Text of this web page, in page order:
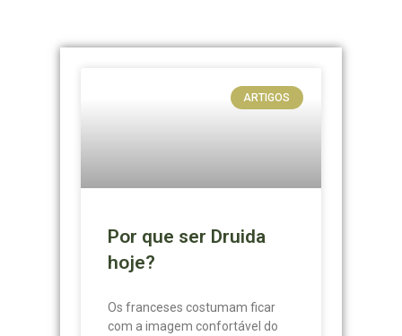
ARTIGOS
Por que ser Druida
hoje?
Os franceses costumam ficar
com a imagem confortável do